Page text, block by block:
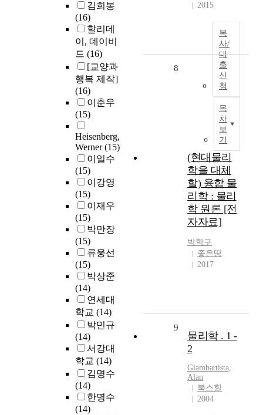
김희봉
(16)
할리데
이, 데이비
드 (16)
[교양과
행복 제작]
(16)
이춘우
(15)
Heisenberg,
Werner(15)
이일수
(15)
이강영
(15)
이재우
(15)
박만장
(15)
류웅선
(15)
박상준
(14)
연세대
학교 (14)
박민규
(14)
서강대
학교 (14)
김명수
(14)
한명수
(14)
2015
복
사/
대
출
신
청
목
차
보
기
8
(현대물리
학을 대체
할) 융합 물
리학 : 물리
학 원론 [전
자자료]
박학구
좋은땅
2017
9
물리학 . 1 -
2
Giambattista,
Alan
북스힐
2004